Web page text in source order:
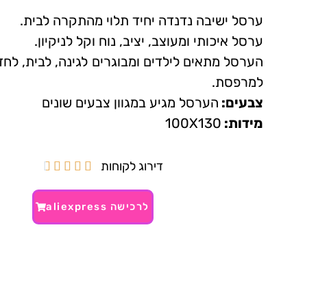
ערסל ישיבה נדנדה יחיד תלוי מהתקרה לבית.
ערסל איכותי ומעוצב, יציב, נוח וקל לניקיון.
הערסל מתאים לילדים ומבוגרים לגינה, לבית,
למרפסת.
צבעים: הערסל מגיע במגוון צבעים שונים
מידות: 100X130
דירוג לקוחות 




לרכישה aliexpress